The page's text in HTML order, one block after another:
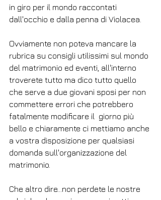
in giro per il mondo raccontati
dall'occhio e dalla penna di Violacea.
Ovviamente non poteva mancare la
rubrica su consigli utilissimi sul mondo
del matrimonio ed eventi, all'interno
troverete tutto ma dico tutto quello
che serve a due giovani sposi per non
commettere errori che potrebbero
fatalmente modificare il  giorno più
bello e chiaramente ci mettiamo anche
a vostra disposizione per qualsiasi
domanda sull'organizzazione del
matrimonio.
Che altro dire...non perdete le nostre